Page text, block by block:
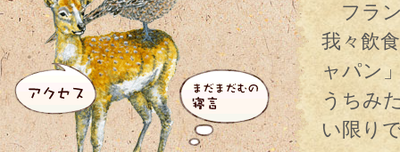
フラン
我々飲
ャパン
うちみ
い限り